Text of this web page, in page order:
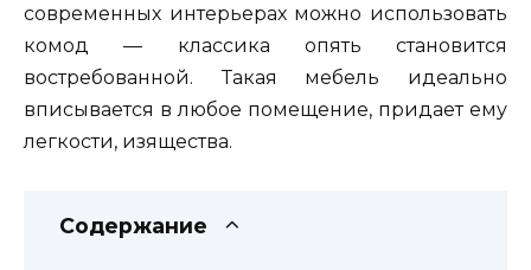
современных интерьерах можно использовать
комод — классика опять становится
востребованной. Такая мебель идеально
вписывается в любое помещение, придает ему
легкости, изящества.
Содержание